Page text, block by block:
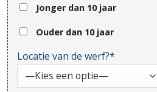
Jonger dan 10 jaar
Ouder dan 10 jaar
Locatie van de werf?*